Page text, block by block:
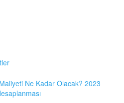
Ne Kadar Olacak? 2023